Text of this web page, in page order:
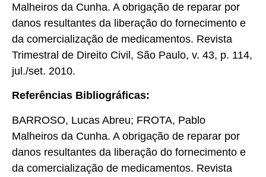
Malheiros da Cunha. A obrigação de reparar por
danos resultantes da liberação do fornecimento e
da comercialização de medicamentos. Revista
Trimestral de Direito Civil, São Paulo, v. 43, p. 114,
jul./set. 2010.
Referências Bibliográficas:
BARROSO, Lucas Abreu; FROTA, Pablo
Malheiros da Cunha. A obrigação de reparar por
danos resultantes da liberação do fornecimento e
da comercialização de medicamentos. Revista